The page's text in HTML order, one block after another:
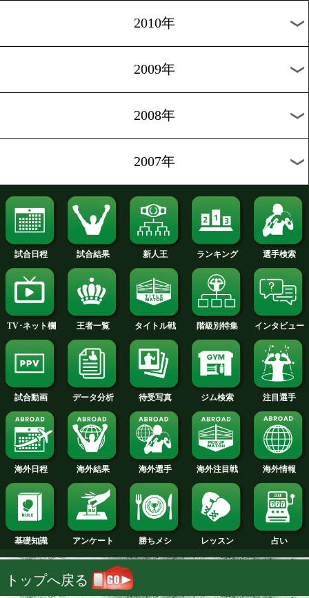
2018年
2016年
2015年
2014年
2013年
2012年
2011年
2010年
2009年